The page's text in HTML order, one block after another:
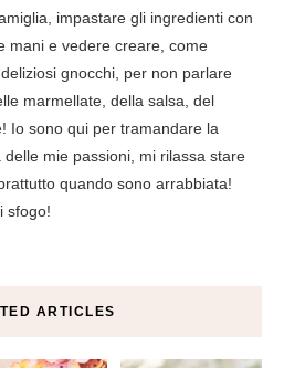
impastare gli ingredienti con
mani e vedere creare, come
gnocchi, per non parlare
marmellate, della salsa, del
Io sono qui per tramandare la
mie passioni, mi rilassa stare
quando sono arrabbiata!
sfogo!
ARTICLES